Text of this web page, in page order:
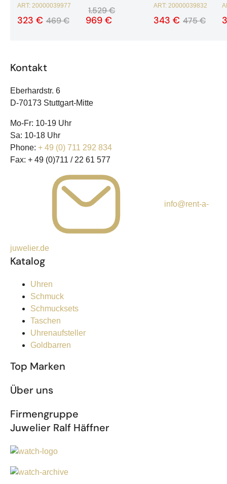
ART: 20000039977
469 €
323 €
1.529 €
969 €
ART:20000039832
475 €
343 €
Kontakt
Eberhardstr. 6
D-70173 Stuttgart-Mitte
Mo-Fr: 10-19 Uhr
Sa: 10-18 Uhr
Phone: + 49 (0) 711 292 834
Fax: + 49 (0)711 / 22 61 577
info@rent-a-
juwelier.de
Katalog
Uhren
Schmuck
Schmucksets
Taschen
Uhrenaufsteller
Goldbarren
Top Marken
Über uns
Firmengruppe
Juwelier Ralf Häffner